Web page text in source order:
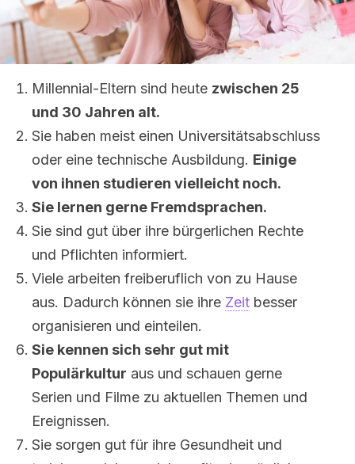
Millennial-Eltern sind heute zwischen 25
und 30 Jahren alt.
Sie haben meist einen Universitätsabschluss
oder eine technische Ausbildung. Einige
von ihnen studieren vielleicht noch.
Sie lernen gerne Fremdsprachen.
Sie sind gut über ihre bürgerlichen Rechte
und Pflichten informiert.
Viele arbeiten freiberuflich von zu Hause
aus. Dadurch können sie ihre Zeit besser
organisieren und einteilen.
Sie kennen sich sehr gut mit
Populärkultur aus und schauen gerne
Serien und Filme zu aktuellen Themen und
Ereignissen.
Sie sorgen gut für ihre Gesundheit und